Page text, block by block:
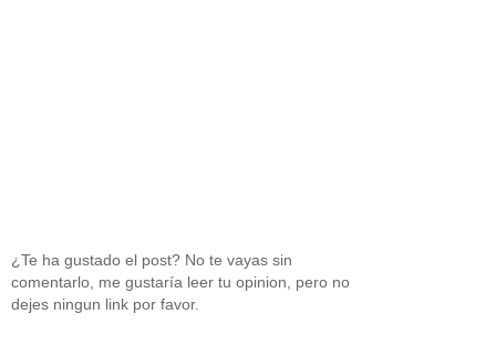
¿Te ha gustado el post? No te vayas sin
comentarlo, me gustaría leer tu opinion, pero no
dejes ningun link por favor.